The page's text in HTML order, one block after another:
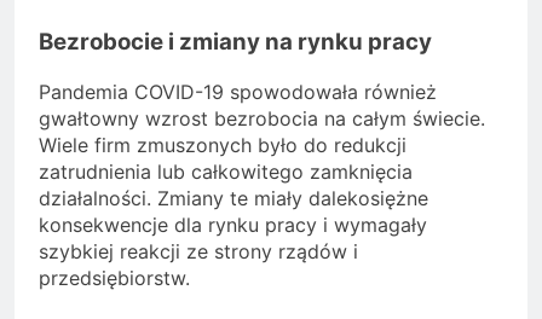
Bezrobocie i zmiany na rynku pracy
Pandemia COVID-19 spowodowała również
gwałtowny wzrost bezrobocia na całym świecie.
Wiele firm zmuszonych było do redukcji
zatrudnienia lub całkowitego zamknięcia
działalności. Zmiany te miały dalekosiężne
konsekwencje dla rynku pracy i wymagały
szybkiej reakcji ze strony rządów i
przedsiębiorstw.